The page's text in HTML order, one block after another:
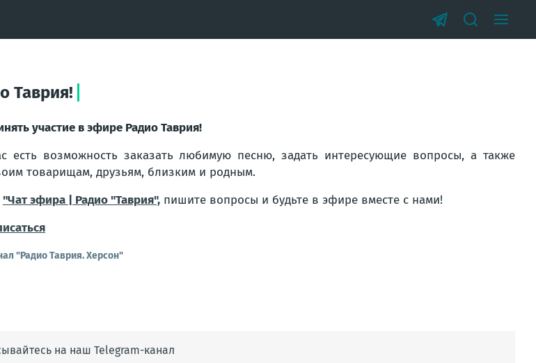
Таврия!
участие в эфире Радио Таврия!
есть возможность заказать любимую песню, задать интересующие вопросы, а также
товарищам, друзьям, близким и родным.
"Чат эфира | Радио "Таврия", пишите вопросы и будьте в эфире вместе с нами!
"Радио Таврия. Херсон"
на наш Telegram-канал